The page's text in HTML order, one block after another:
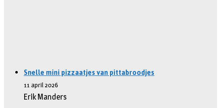
Snelle mini pizzaatjes van pittabroodjes
11 april 2026
Erik Manders